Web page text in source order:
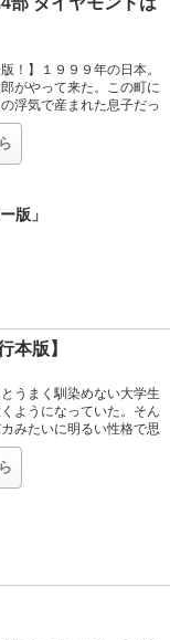
！】１９９９年の日本。
がやって来た。この町に
浮気で産まれた息子だっ
タンドが迫っていた…。
の1」～「虹村兄弟 その
版」
本版】
うまく馴染めない大学生
ようになっていた。そん
みたいに明るい性格で思
聴こえないのはお前のせ
その言葉に心の底から救
一との出会いが航平を